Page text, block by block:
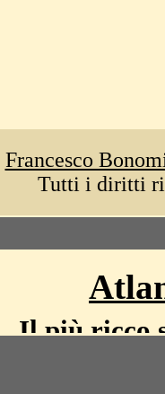
Francesco
Tutti i diritti
Il più ricco